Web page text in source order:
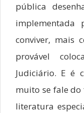
pública
implementada
conviver, mais
provável
Judiciário. E é
muito se fale do
literatura